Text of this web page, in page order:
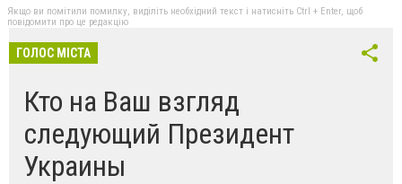
Якщо ви помітили помилку, виділіть необхідний текст і натисніть Ctrl + Enter, щоб
повідомити про це редакцію
ГОЛОС МІСТА
Кто на Ваш взгляд
следующий Президент
Украины